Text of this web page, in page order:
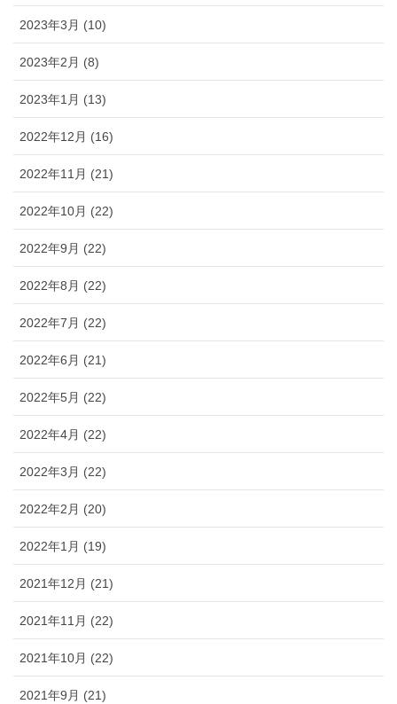
2023年3月 (10)
2023年2月 (8)
2023年1月 (13)
2022年12月 (16)
2022年11月 (21)
2022年10月 (22)
2022年9月 (22)
2022年8月 (22)
2022年7月 (22)
2022年6月 (21)
2022年5月 (22)
2022年4月 (22)
2022年3月 (22)
2022年2月 (20)
2022年1月 (19)
2021年12月 (21)
2021年11月 (22)
2021年10月 (22)
2021年9月 (21)